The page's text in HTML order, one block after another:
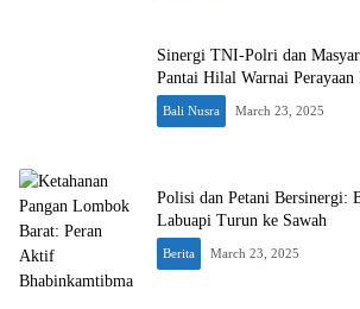
Sinergi TNI-Polri dan
Pantai Hilal Warnai Perayaan
Bali Nusra March 23, 2025
Polisi dan Petani Bersinergi:
Labuapi Turun ke Sawah
Berita March 23, 2025